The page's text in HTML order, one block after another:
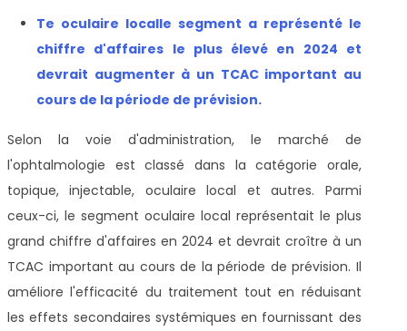
Te oculaire localle segment a représenté le
chiffre d'affaires le plus élevé en 2024 et
devrait augmenter à un TCAC important au
cours de la période de prévision.
Selon la voie d'administration, le marché de
l'ophtalmologie est classé dans la catégorie orale,
topique, injectable, oculaire local et autres. Parmi
ceux-ci, le segment oculaire local représentait le plus
grand chiffre d'affaires en 2024 et devrait croître à un
TCAC important au cours de la période de prévision. Il
améliore l'efficacité du traitement tout en réduisant
les effets secondaires systémiques en fournissant des